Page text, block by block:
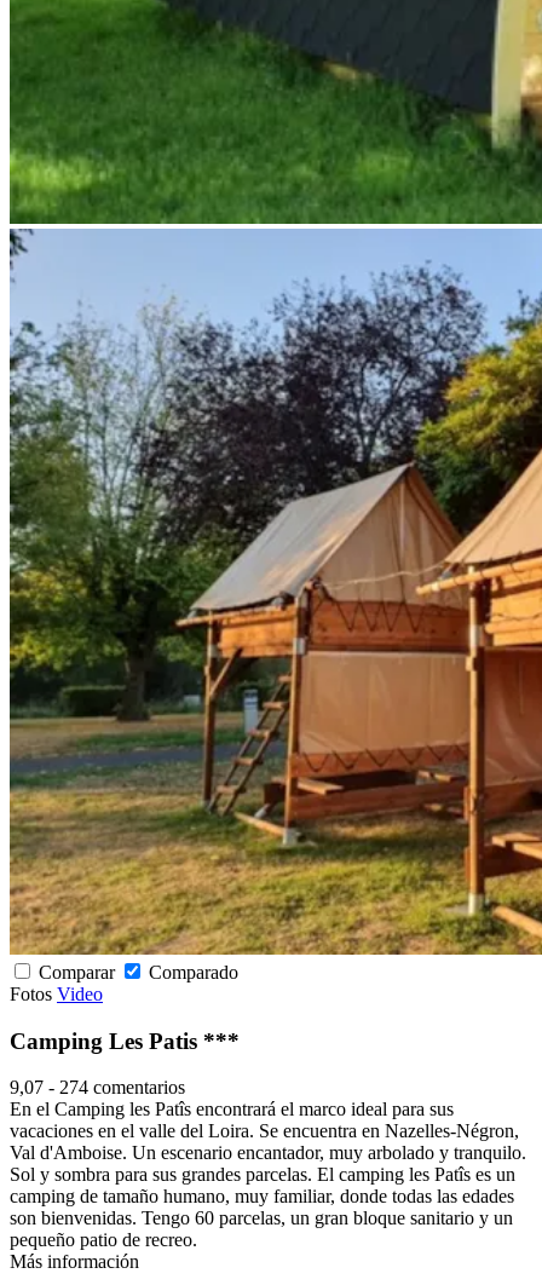
Comparar
Comparado
Fotos Video
Camping Les Patis ***
9,07 - 274 comentarios
En el Camping les Patîs encontrará el marco ideal para sus
vacaciones en el valle del Loira. Se encuentra en Nazelles-Négron,
Val d'Amboise. Un escenario encantador, muy arbolado y tranquilo.
Sol y sombra para sus grandes parcelas. El camping les Patîs es un
camping de tamaño humano, muy familiar, donde todas las edades
son bienvenidas. Tengo 60 parcelas, un gran bloque sanitario y un
pequeño patio de recreo.
Más información